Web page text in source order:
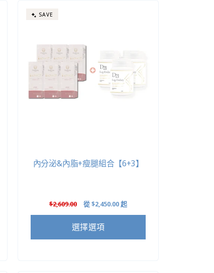
SAVE
內分泌&內脂+瘦腿組合【6+3】
定
$2,609.00 售
價
從$2,450.00起
選擇選項